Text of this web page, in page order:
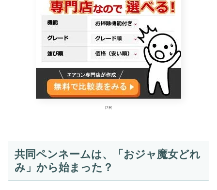
PR
共同ペンネームは、「おジャ魔女どれ
み」から始まった？